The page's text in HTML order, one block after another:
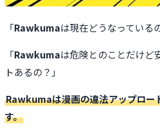
「Rawkumaは現在どうなっている
「Rawkumaは危険とのことだけど
トあるの？」
Rawkumaは漫画の違法アップロー
す。